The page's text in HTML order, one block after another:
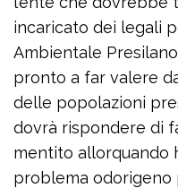
incaricato dei legali
Ambientale
pronto a far valere
delle popolazioni
dovrà rispondere di
mentito allorquando
problema odorigeno